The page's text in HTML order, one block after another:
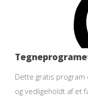
Dette gratis
og vedligeholdt af et